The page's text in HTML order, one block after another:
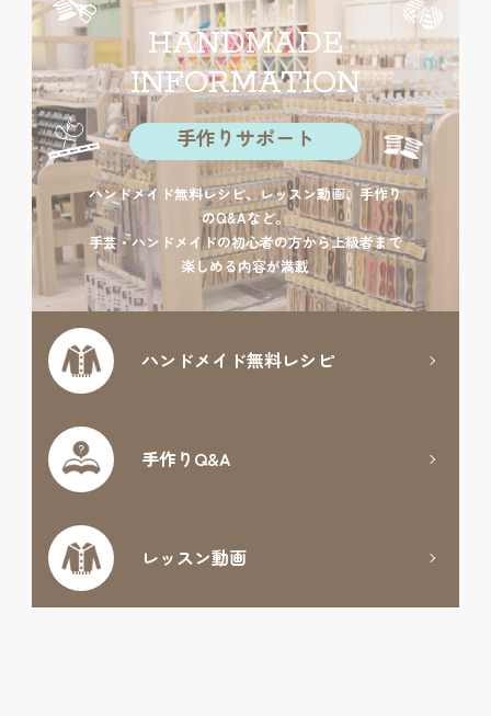
HANDMADE
INFORMATION
手作りサポート
ハンドメイド無料レシピ、レッスン動画、手作り
のQ&Aなど。
手芸・ハンドメイドの初心者の方から上級者まで
楽しめる内容が満載
ハンドメイド無料レシピ
手作りQ&A
レッスン動画